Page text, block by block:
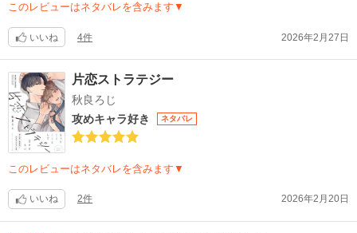
このレビューはネタバレを含みます▼
いいね 4件 2026年2月27日
片恋ストラテジー
秋良ろじ
攻めキャラ好き
ネタバレ
このレビューはネタバレを含みます▼
いいね 2件 2026年2月20日